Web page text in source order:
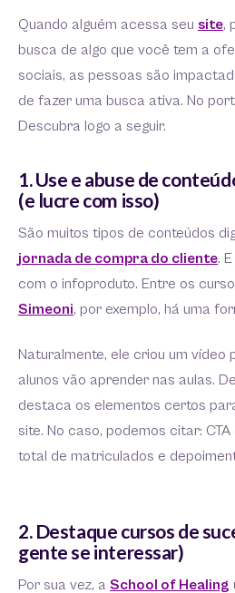
Quando alguém acessa seu site,
busca de algo que você tem a
sociais, as pessoas são
de fazer uma busca ativa. No
Descubra logo a seguir.
1. Use e abuse de
(e lucre com isso)
São muitos tipos de conteúdos
jornada de compra do cliente.
com o infoproduto. Entre os
Simeoni, por exemplo, há uma
Naturalmente, ele criou um vídeo
alunos vão aprender nas aulas.
destaca os elementos certos
site. No caso, podemos citar: CTA
total de matriculados e
2. Destaque cursos de
gente se interessar)
Por sua vez, a School of Healing